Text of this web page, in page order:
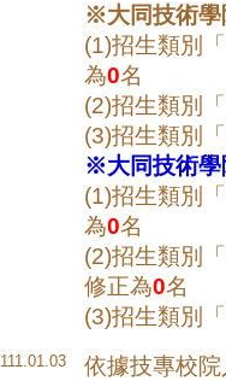
※大同技術學
(1)招生類別「
為0名
(2)招生類別「
(3)招生類別「
※大同技術學
(1)招生類別「
為0名
(2)招生類別「
修正為0名
(3)招生類別「
111.01.03
依據技專校